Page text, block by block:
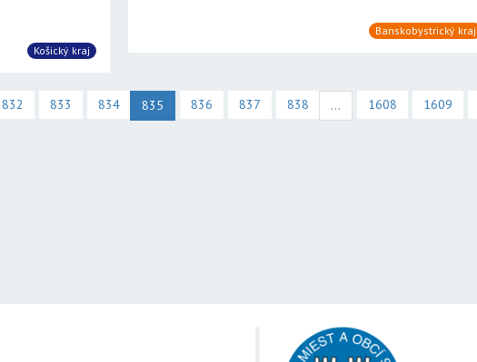
Košický kraj
Banskobystrický kraj
832 833 834 835 836 837 838 ... 1608 1609